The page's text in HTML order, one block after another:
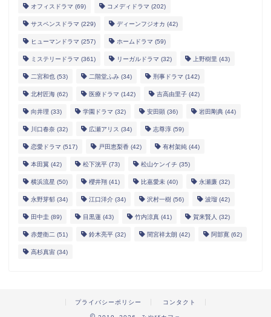
オフィスドラマ (69) コメディドラマ (202)
サスペンスドラマ (229) ディーンフジオカ (42)
ヒューマンドラマ (257) ホームドラマ (59)
ミステリードラマ (361) リーガルドラマ (32) 上野樹里 (43)
二宮和也 (53) 二階堂ふみ (34) 刑事ドラマ (142)
北村匠海 (62) 医療ドラマ (142) 吉高由里子 (42)
向井理 (33) 学園ドラマ (32) 安田顕 (36) 岩田剛典 (44)
川口春奈 (32) 広瀬アリス (34) 志尊淳 (59)
恋愛ドラマ (517) 戸田恵梨香 (42) 有村架純 (44)
本田翼 (42) 松下洸平 (73) 松山ケンイチ (35)
横浜流星 (50) 櫻井翔 (41) 比嘉愛未 (40) 永瀬廉 (32)
永野芽郁 (34) 江口洋介 (34) 沢村一樹 (56) 波瑠 (42)
田中圭 (89) 目黒蓮 (43) 竹内涼真 (41) 賀来賢人 (32)
赤楚衛二 (51) 鈴木亮平 (32) 間宮祥太朗 (42) 阿部寛 (62)
高杉真宙 (34)
プライバシーポリシー コンタクト